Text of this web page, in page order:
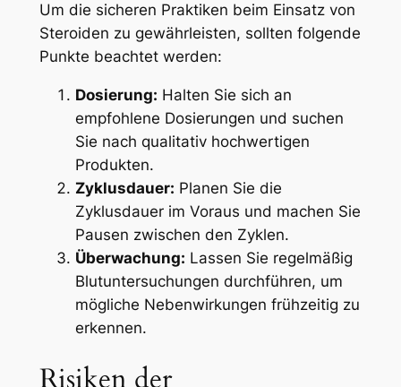
Um die sicheren Praktiken beim Einsatz von
Steroiden zu gewährleisten, sollten folgende
Punkte beachtet werden:
Dosierung: Halten Sie sich an
empfohlene Dosierungen und suchen
Sie nach qualitativ hochwertigen
Produkten.
Zyklusdauer: Planen Sie die
Zyklusdauer im Voraus und machen Sie
Pausen zwischen den Zyklen.
Überwachung: Lassen Sie regelmäßig
Blutuntersuchungen durchführen, um
mögliche Nebenwirkungen frühzeitig zu
erkennen.
Risiken der